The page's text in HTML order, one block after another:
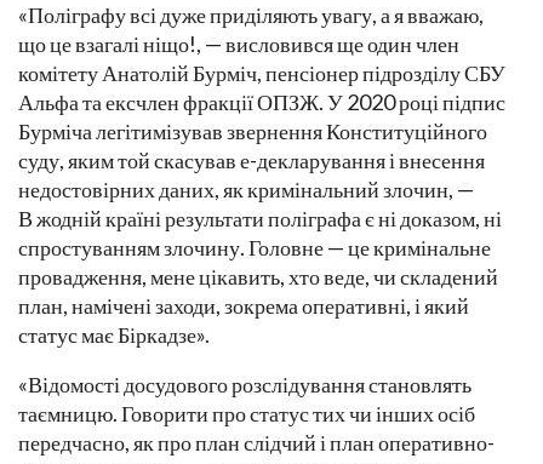
«Поліграфу всі дуже приділяють увагу, а я вважаю,
що це взагалі ніщо!, — висловився ще один член
комітету Анатолій Бурміч, пенсіонер підрозділу СБУ
Альфа та ексчлен фракції ОПЗЖ. У 2020 році підпис
Бурміча легітимізував звернення Конституційного
суду, яким той скасував е-декларування і внесення
недостовірних даних, як кримінальний злочин, —
В жодній країні результати поліграфа є ні доказом, ні
спростуванням злочину. Головне — це кримінальне
провадження, мене цікавить, хто веде, чи складений
план, намічені заходи, зокрема оперативні, і який
статус має Біркадзе».
«Відомості досудового розслідування становлять
таємницю. Говорити про статус тих чи інших осіб
передчасно, як про план слідчий і план оперативно-